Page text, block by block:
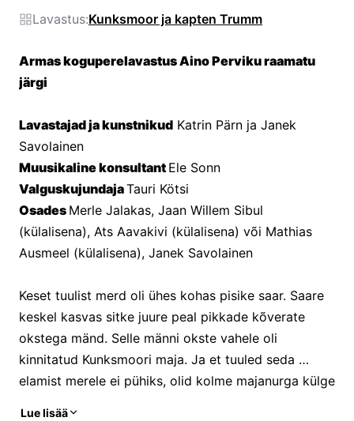
Lavastus:Kunksmoor ja kapten Trumm
Armas koguperelavastus Aino Perviku raamatu
järgi
Lavastajad ja kunstnikud Katrin Pärn ja Janek
Savolainen
Muusikaline konsultant Ele Sonn
Valguskujundaja Tauri Kötsi
Osades Merle Jalakas, Jaan Willem Sibul
(külalisena), Ats Aavakivi (külalisena) või Mathias
Ausmeel (külalisena), Janek Savolainen
Keset tuulist merd oli ühes kohas pisike saar. Saare
keskel kasvas sitke juure peal pikkade kõverate
okstega mänd. Selle männi okste vahele oli
kinnitatud Kunksmoori maja. Ja et tuuled seda
elamist merele ei pühiks, olid kolme majanurga külge
Lue lisää